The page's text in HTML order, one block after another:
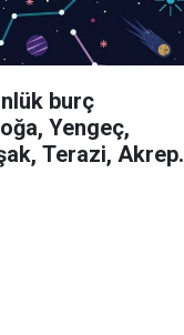
burç
Yengeç,
Terazi, Akrep,